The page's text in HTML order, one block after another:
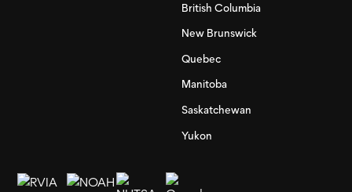
British Columbia
New Brunswick
Quebec
Manitoba
Saskatchewan
Yukon